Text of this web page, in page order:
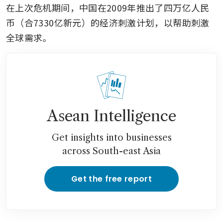
在上次危机期间，中国在2009年推出了四万亿人民
币（合7330亿新元）的经济刺激计划，以帮助刺激
全球需求。
Asean Intelligence
Get insights into businesses
across South-east Asia
Get the free report